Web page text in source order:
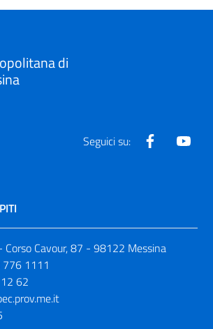
di
Seguici su: Facebook
Corso Cavour, 87 - 98122 Messina
1111
62